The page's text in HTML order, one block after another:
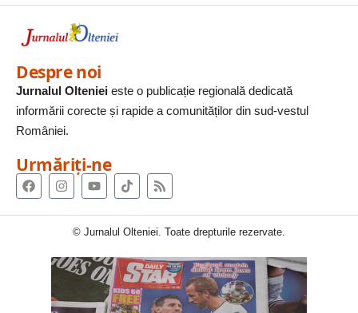
Despre noi
Jurnalul Olteniei este o publicație regională dedicată
informării corecte și rapide a comunităților din sud-vestul
României.
Urmăriți-ne
© Jurnalul Olteniei. Toate drepturile rezervate.